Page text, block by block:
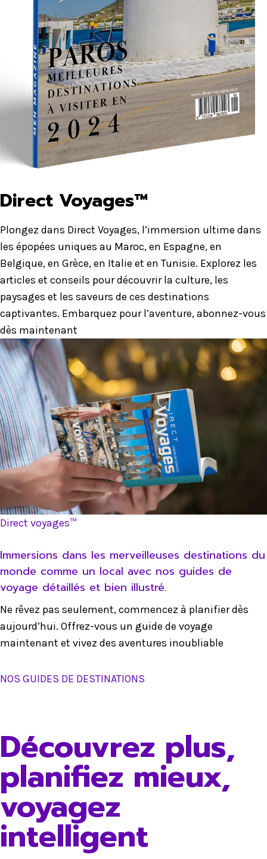
Direct Voyages™
Plongez dans Direct Voyages, l’immersion ultime dans
les épopées uniques au Maroc, en Espagne, en
Belgique, en Grèce, en Italie et en Tunisie. Explorez les
articles et conseils pour découvrir la culture, les
paysages et les saveurs de ces destinations
captivantes. Embarquez pour l’aventure, abonnez-vous
dès maintenant
Direct voyages™
Immersions dans les merveilleuses destinations du
monde comme un local avec nos guides de
voyage détaillés et bien illustré.
Ne rêvez pas seulement, commencez à planifier dès
aujourd’hui. Offrez-vous un guide de voyage
maintenant et vivez des aventures inoubliable
NOS GUIDES DE DESTINATIONS
Découvrez plus,
planifiez mieux,
voyagez
intelligent